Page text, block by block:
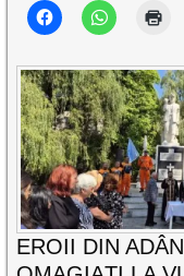
EROII DIN